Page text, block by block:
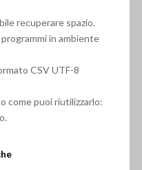
recuperare spazio.
in ambiente
CSV UTF-8
come puoi riutilizzarlo: